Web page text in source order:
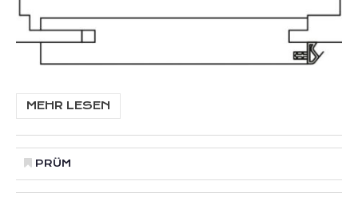
MEHR LESEN
PRÜM